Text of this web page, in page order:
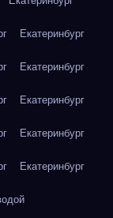
Екатеринбург
Екатеринбург
Екатеринбург
Екатеринбург
Екатеринбург